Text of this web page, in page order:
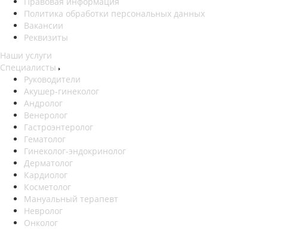
Политика обработки персональных данных
Вакансии
Реквизиты
Наши услуги
Специалисты
Руководители
Акушер-гинеколог
Андролог
Венеролог
Гастроэнтеролог
Гематолог
Гинеколог-эндокринолог
Дерматолог
Кардиолог
Косметолог
Мануальный терапевт
Невролог
Онколог